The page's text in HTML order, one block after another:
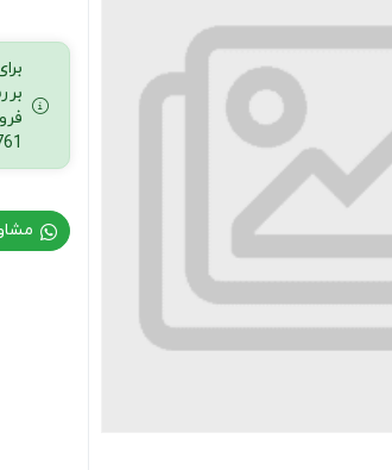
جلوبند چاله
کن
پیکور یا
چکش
کمپکتور
جارو
سوییپر